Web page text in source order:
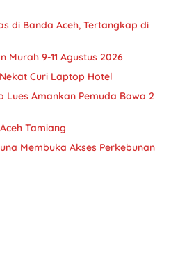
di Banda Aceh, Tertangkap di
Murah 9-11 Agustus 2026
Curi Laptop Hotel
Amankan Pemuda Bawa 2
Tamiang
Membuka Akses Perkebunan